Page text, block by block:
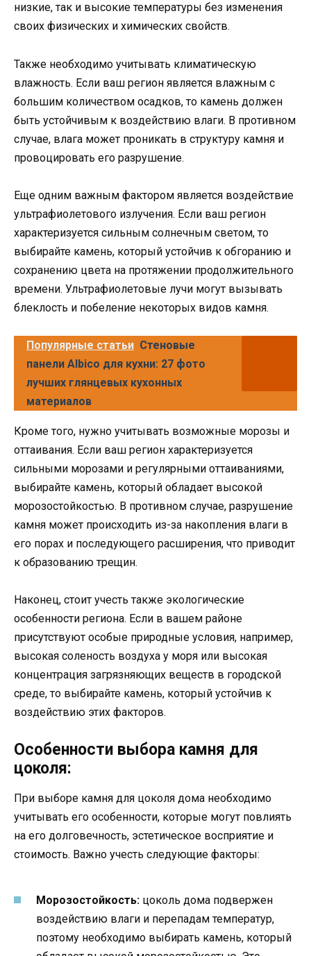
низкие, так и высокие температуры без изменения
своих физических и химических свойств.
Также необходимо учитывать климатическую
влажность. Если ваш регион является влажным с
большим количеством осадков, то камень должен
быть устойчивым к воздействию влаги. В противном
случае, влага может проникать в структуру камня и
провоцировать его разрушение.
Еще одним важным фактором является воздействие
ультрафиолетового излучения. Если ваш регион
характеризуется сильным солнечным светом, то
выбирайте камень, который устойчив к обгоранию и
сохранению цвета на протяжении продолжительного
времени. Ультрафиолетовые лучи могут вызывать
блеклость и побеление некоторых видов камня.
Популярные статьи Стеновые
панели Albico для кухни: 27 фото
лучших глянцевых кухонных
материалов
Кроме того, нужно учитывать возможные морозы и
оттаивания. Если ваш регион характеризуется
сильными морозами и регулярными оттаиваниями,
выбирайте камень, который обладает высокой
морозостойкостью. В противном случае, разрушение
камня может происходить из-за накопления влаги в
его порах и последующего расширения, что приводит
к образованию трещин.
Наконец, стоит учесть также экологические
особенности региона. Если в вашем районе
присутствуют особые природные условия, например,
высокая соленость воздуха у моря или высокая
концентрация загрязняющих веществ в городской
среде, то выбирайте камень, который устойчив к
воздействию этих факторов.
Особенности выбора камня для
цоколя:
При выборе камня для цоколя дома необходимо
учитывать его особенности, которые могут повлиять
на его долговечность, эстетическое восприятие и
стоимость. Важно учесть следующие факторы:
Морозостойкость: цоколь дома подвержен
воздействию влаги и перепадам температур,
поэтому необходимо выбирать камень, который